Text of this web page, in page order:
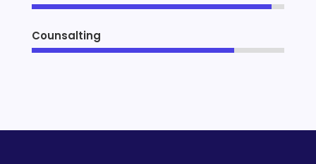
95%
95%
Counsalting
80%
80%